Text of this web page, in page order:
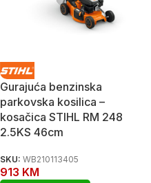
Gurajuća benzinska
parkovska kosilica –
kosačica STIHL RM 248
2.5KS 46cm
SKU: WB210113405
913 KM